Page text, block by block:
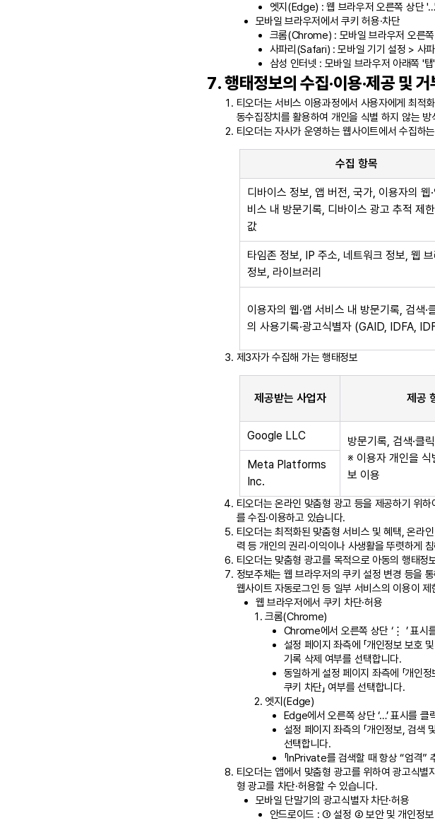
엣지(Edge) : 웹 브라우저 오른쪽 상단
모바일 브라우저에서 쿠키 허용·차단
크롬(Chrome) : 모바일 브라우저 오른
사파리(Safari) : 모바일 기기 설정 > 사
삼성 인터넷 : 모바일 브라우저 아래쪽 '
행태정보의 수집·이용·제공 및
티오더는 서비스 이용과정에서 사용자에게 최적
동수집장치를 활용하여 개인을 식별 하지 않는
티오더는 자사가 운영하는 웹사이트에서 수집하
수집 항목
디바이스 정보, 앱 버전, 국가, 이용자의 웹·
비스 내 방문기록, 디바이스 광고 추적 제
값
타임존 정보, IP 주소, 네트워크 정보, 웹 브
정보, 라이브러리
이용자의 웹·앱 서비스 내 방문기록, 검색·
의 사용기록·광고식별자 (GAID, IDFA,
제3자가 수집해 가는 행태정보
제공받는 사업자 제공
Google LLC
방문기록, 검색·클
※ 이용자 개인을 식
보 이용
Meta Platforms
Inc.
티오더는 온라인 맞춤형 광고 등을 제공하기 위
를 수집·이용하고 있습니다.
티오더는 최적화된 맞춤형 서비스 및 혜택, 온라
력 등 개인의 권리·이익이나 사생활을 뚜렷하게
티오더는 맞춤형 광고를 목적으로 아동의 행태
정보주체는 웹 브라우저의 쿠키 설정 변경 등을
웹사이트 자동로그인 등 일부 서비스의 이용이 제
웹 브라우저에서 쿠키 차단·허용
크롬(Chrome)
Chrome에서 오른쪽 상단 ‘⋮ ’ 표시
설정 페이지 좌측에 「개인정보 보호
기록 삭제 여부를 선택합니다.
동일하게 설정 페이지 좌측에 「개인정
쿠키 차단」 여부를 선택합니다.
엣지(Edge)
Edge에서 오른쪽 상단 ‘…’ 표시를 클
설정 페이지 좌측의 「개인정보, 검색
선택합니다.
「InPrivate를 검색할 때 항상 “엄격”
티오더는 앱에서 맞춤형 광고를 위하여 광고식별
형 광고를 차단·허용할 수 있습니다.
모바일 단말기의 광고식별자 차단·허용
안드로이드 : ① 설정 ② 보안 및 개인정